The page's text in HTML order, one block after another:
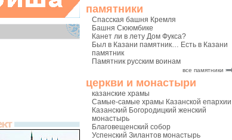
памятники
Спасская башня Кремля
Башня Сююмбике
Канет ли в лету Дом Фукса?
Был в Казани памятник… Есть в Казани
памятник
Памятник русским воинам
все памятники
церкви и монастыри
казанские храмы
Самые-самые храмы Казанской епархии
Казанский Богородицкий женский
монастырь
Благовещенский собор
Успенский Зилантов монастырь